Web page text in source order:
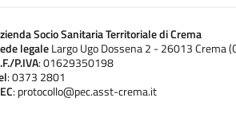
all’anno nel quale sono state
del latte materno acquistati in
del contributo.
Socio Sanitaria Territoriale di Crema
legaleLargo Ugo Dossena 2 - 26013 Crema
P.IVA: 01629350198
: 0373 2801
: protocollo@pec.asst-crema.it